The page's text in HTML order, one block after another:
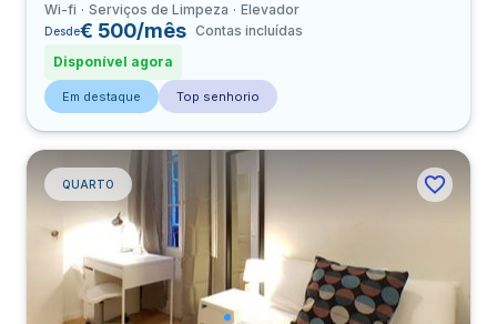
Wi-fi Serviços de Limpeza Elevador
Desde€ 500/mês Contas incluídas
Disponível agora
Em destaque Top senhorio
QUARTO